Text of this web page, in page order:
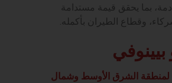
بما يحقق قيمة مستدامة
وقطاع الطيران بأكمله.
بيينوفي
لمنطقة الشرق الأوسط وشمال